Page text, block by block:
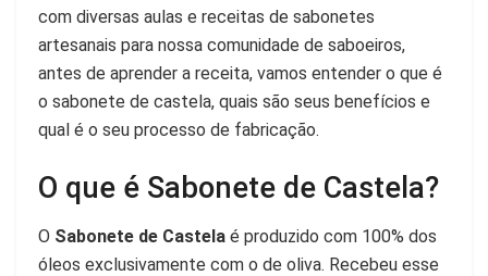
com diversas aulas e receitas de sabonetes
artesanais para nossa comunidade de saboeiros,
antes de aprender a receita, vamos entender o que é
o sabonete de castela, quais são seus benefícios e
qual é o seu processo de fabricação.
O que é Sabonete de Castela?
O Sabonete de Castela é produzido com 100% dos
óleos exclusivamente com o de oliva. Recebeu esse